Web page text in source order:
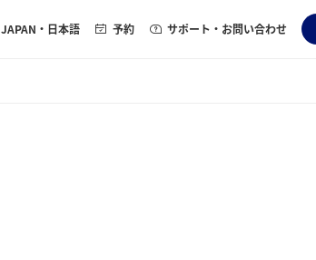
JAPAN ・日本語 予約 サポート・お問い合わせ